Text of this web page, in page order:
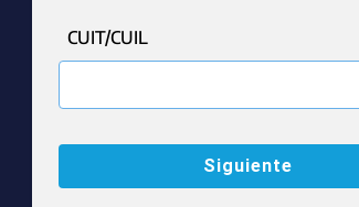
CUIT/CUIL